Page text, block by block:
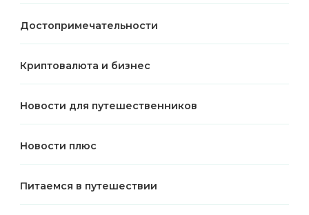
Достопримечательности
Криптовалюта и бизнес
Новости для путешественников
Новости плюс
Питаемся в путешествии